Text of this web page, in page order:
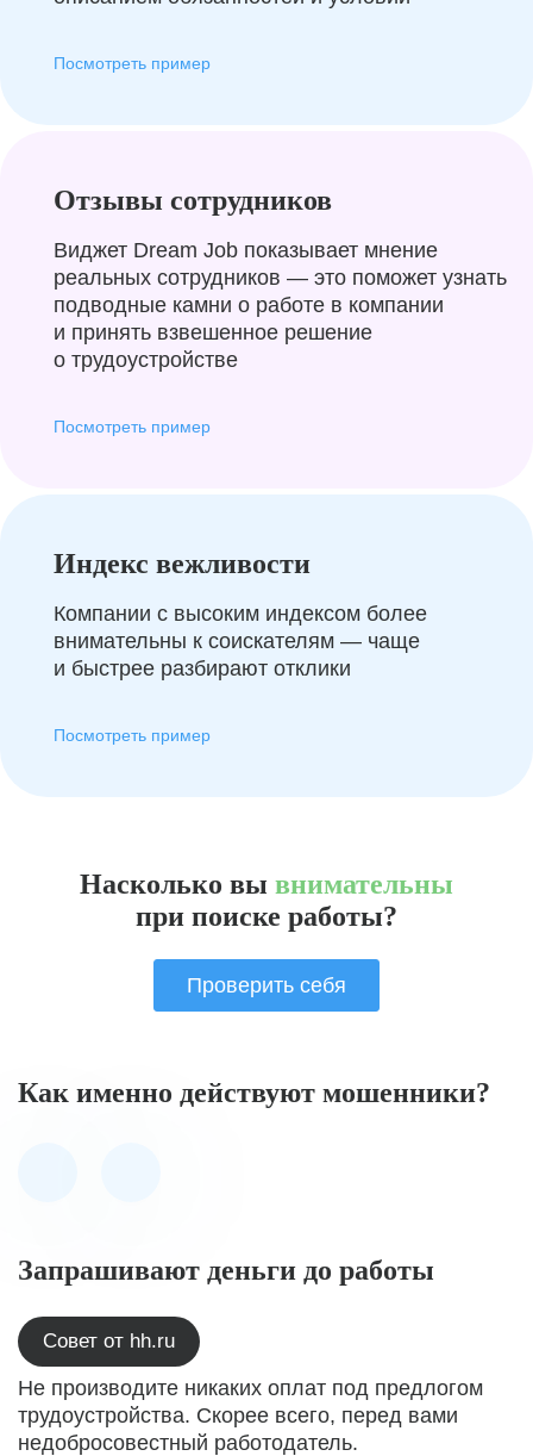
Посмотреть пример
Отзывы сотрудников
Виджет Dream Job показывает мнение
реальных сотрудников — это поможет узнать
подводные камни о работе в компании
и принять взвешенное решение
о трудоустройстве
Посмотреть пример
Индекс вежливости
Компании с высоким индексом более
внимательны к соискателям — чаще
и быстрее разбирают отклики
Посмотреть пример
Насколько вы внимательны
при поиске работы?
Проверить себя
Как именно действуют мошенники?
Запрашивают деньги до работы
Совет от hh.ru
Не производите никаких оплат под предлогом
трудоустройства. Скорее всего, перед вами
недобросовестный работодатель.